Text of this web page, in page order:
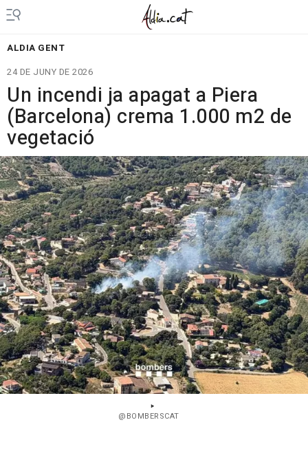
ALDIA GENT
24 DE JUNY DE 2026
Un incendi ja apagat a Piera
(Barcelona) crema 1.000 m2 de
vegetació
@BOMBERSCAT